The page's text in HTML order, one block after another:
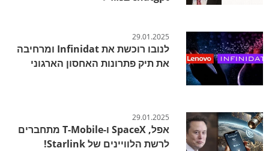
29.01.2025
לנובו רוכשת את Infinidat ומרחיבה
את תיק פתרונות האחסון הארגוני
29.01.2025
אפל, SpaceX ו-T-Mobile מתחברים
לרשת הלוויינים של Starlink!